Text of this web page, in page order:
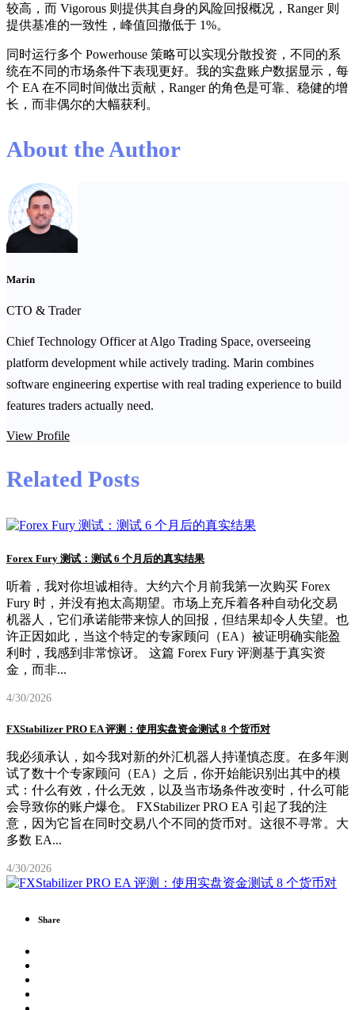
较高，而 Vigorous 则提供其自身的风险回报概况，Ranger 则
提供基准的一致性，峰值回撤低于 1%。
同时运行多个 Powerhouse 策略可以实现分散投资，不同的系
统在不同的市场条件下表现更好。我的实盘账户数据显示，每
个 EA 在不同时间做出贡献，Ranger 的角色是可靠、稳健的增
长，而非偶尔的大幅获利。
About the Author
Marin
CTO & Trader
Chief Technology Officer at Algo Trading Space, overseeing
platform development while actively trading. Marin combines
software engineering expertise with real trading experience to build
features traders actually need.
View Profile
Related Posts
Forex Fury 测试：测试 6 个月后的真实结果
听着，我对你坦诚相待。大约六个月前我第一次购买 Forex
Fury 时，并没有抱太高期望。市场上充斥着各种自动化交易
机器人，它们承诺能带来惊人的回报，但结果却令人失望。也
许正因如此，当这个特定的专家顾问（EA）被证明确实能盈
利时，我感到非常惊讶。 这篇 Forex Fury 评测基于真实资
金，而非...
4/30/2026
FXStabilizer PRO EA 评测：使用实盘资金测试 8 个货币对
我必须承认，如今我对新的外汇机器人持谨慎态度。在多年测
试了数十个专家顾问（EA）之后，你开始能识别出其中的模
式：什么有效，什么无效，以及当市场条件改变时，什么可能
会导致你的账户爆仓。 FXStabilizer PRO EA 引起了我的注
意，因为它旨在同时交易八个不同的货币对。这很不寻常。大
多数 EA...
4/30/2026
Share